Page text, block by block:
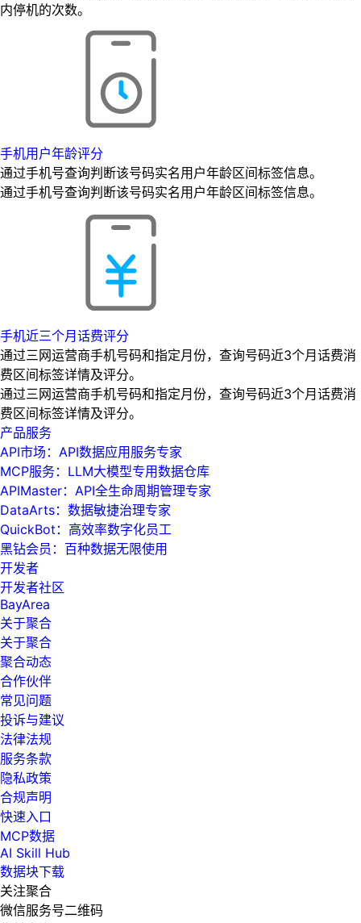
内停机的次数。
手机用户年龄评分
通过手机号查询判断该号码实名用户年龄区间标签信息。
通过手机号查询判断该号码实名用户年龄区间标签信息。
手机近三个月话费评分
通过三网运营商手机号码和指定月份，查询号码近3个月话费消
费区间标签详情及评分。
通过三网运营商手机号码和指定月份，查询号码近3个月话费消
费区间标签详情及评分。
产品服务
API市场：API数据应用服务专家
MCP服务：LLM大模型专用数据仓库
APIMaster：API全生命周期管理专家
DataArts：数据敏捷治理专家
QuickBot：高效率数字化员工
黑钻会员：百种数据无限使用
开发者
开发者社区
BayArea
关于聚合
关于聚合
聚合动态
合作伙伴
常见问题
投诉与建议
法律法规
服务条款
隐私政策
合规声明
快速入口
MCP数据
AI Skill Hub
数据块下载
关注聚合
微信服务号二维码